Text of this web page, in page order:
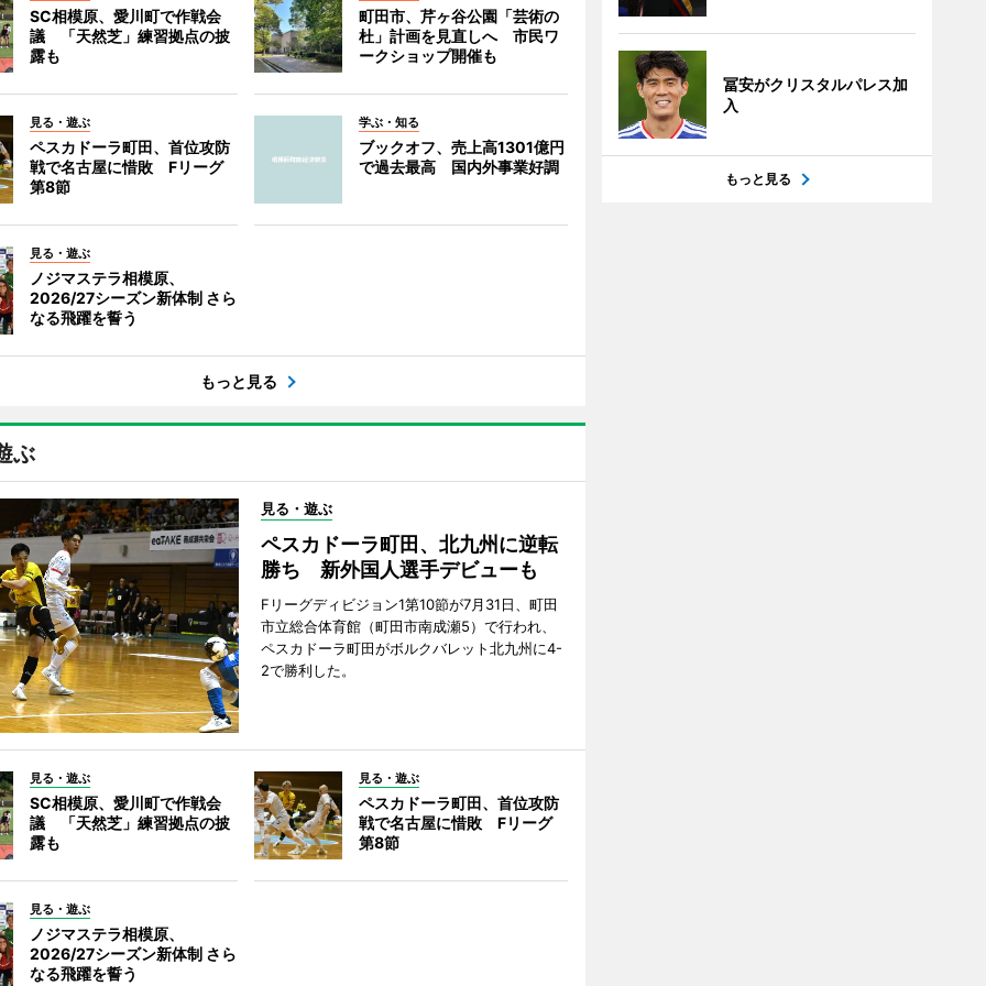
SC相模原、愛川町で作戦会
議 「天然芝」練習拠点の披
露も
町田市、芹ヶ谷公園「芸術の
杜」計画を見直しへ 市民ワ
ークショップ開催も
見る・遊ぶ
ペスカドーラ町田、首位攻防
戦で名古屋に惜敗 Fリーグ
第8節
学ぶ・知る
ブックオフ、売上高1301億円
で過去最高 国内外事業好調
見る・遊ぶ
ノジマステラ相模原、
2026/27シーズン新体制 さら
なる飛躍を誓う
もっと見る
ぶ
見る・遊ぶ
ペスカドーラ町田、北九州に逆転
勝ち 新外国人選手デビューも
Fリーグディビジョン1第10節が7月31日、町田
市立総合体育館（町田市南成瀬5）で行われ、
ペスカドーラ町田がボルクバレット北九州に4-
2で勝利した。
見る・遊ぶ
SC相模原、愛川町で作戦会
議 「天然芝」練習拠点の披
露も
見る・遊ぶ
ペスカドーラ町田、首位攻防
戦で名古屋に惜敗 Fリーグ
第8節
見る・遊ぶ
ノジマステラ相模原、
2026/27シーズン新体制 さら
なる飛躍を誓う
冨安がクリスタルパレス加
入
もっと見る